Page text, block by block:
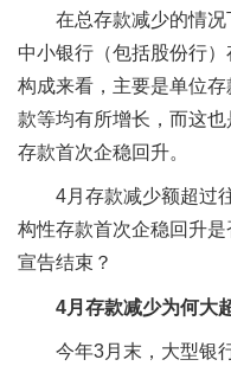
在总存款减少的情
中小银行（包括股份行
构成来看，主要是单位
款等均有所增长，而这
存款首次企稳回升。
4月存款减少额超过
构性存款首次企稳回升
宣告结束？
4月存款减少为何大
今年3月末，大型银